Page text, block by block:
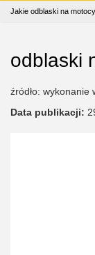
Jakie odblaski na
odblaski
źródło: wykonanie
Data publikacji: